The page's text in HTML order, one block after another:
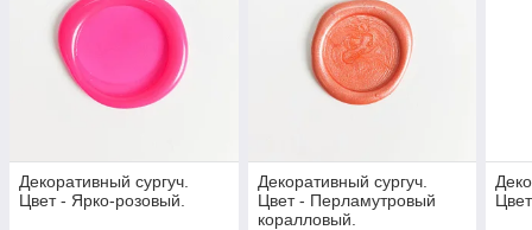
Декоративный сургуч.
Цвет - Ярко-розовый.
Декоративный сургуч.
Цвет - Перламутровый
коралловый.